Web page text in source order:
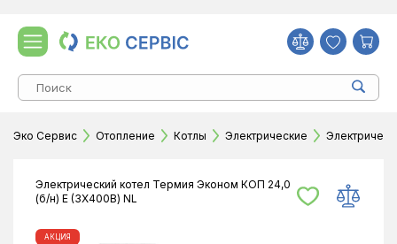
Эко Сервис Отопление Котлы Электрические
АКЦИЯ
Электрический котел Термия Эконом КОП 24,0
(б/н) Е (3Х400В) NL